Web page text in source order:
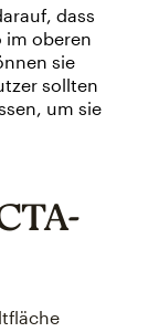
dass
im oberen
sie
sollten
um sie